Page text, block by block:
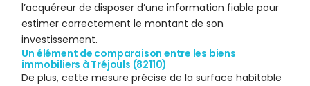
l’acquéreur de disposer d’une information fiable pour
estimer correctement le montant de son
investissement.
Un élément de comparaison entre les biens
immobiliers à Tréjouls (82110)
De plus, cette mesure précise de la surface habitable